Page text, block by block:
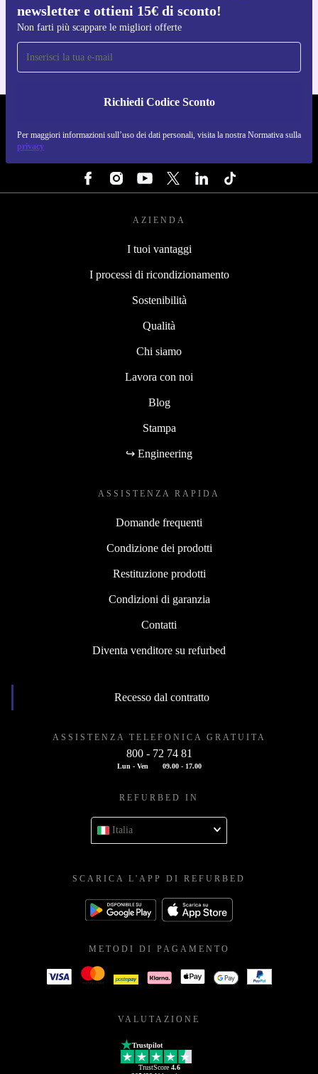
newsletter e ottieni 15€ di sconto!
Non farti più scappare le migliori offerte
Richiedi Codice Sconto
Per maggiori informazioni sull’uso dei dati personali, visita la nostra Normativa sulla
privacy
Scarica l'app di refurbed
Per iOS e Android
AZIENDA
I tuoi vantaggi
I processi di ricondizionamento
Sostenibilità
Qualità
Chi siamo
Lavora con noi
Blog
Stampa
↪ Engineering
ASSISTENZA RAPIDA
Domande frequenti
Condizione dei prodotti
Restituzione prodotti
Condizioni di garanzia
Contatti
Diventa venditore su refurbed
Recesso dal contratto
ASSISTENZA TELEFONICA GRATUITA
800 - 72 74 81
Lun - Ven 09.00 - 17.00
REFURBED IN
Italia
SCARICA L'APP DI REFURBED
METODI DI PAGAMENTO
VALUTAZIONE
Trustpilot
TrustScore 4.6